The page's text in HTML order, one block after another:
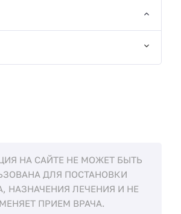
НА САЙТЕ НЕ МОЖЕТ БЫТЬ
ДЛЯ ПОСТАНОВКИ
НАЗНАЧЕНИЯ ЛЕЧЕНИЯ И НЕ
ПРИЕМ ВРАЧА.